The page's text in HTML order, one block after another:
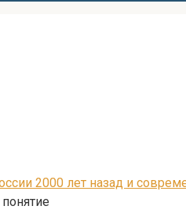
2000 лет назад и